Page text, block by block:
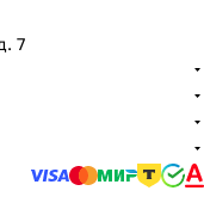
7